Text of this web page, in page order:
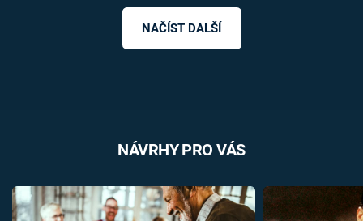
NAČÍST DALŠÍ
NÁVRHY PRO VÁS